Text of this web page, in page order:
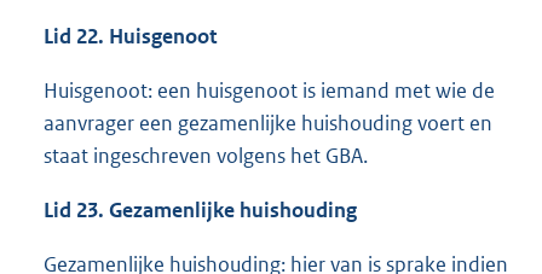
Lid 22. Huisgenoot
Huisgenoot: een huisgenoot is iemand met wie de
aanvrager een gezamenlijke huishouding voert en
staat ingeschreven volgens het GBA.
Lid 23. Gezamenlijke huishouding
Gezamenlijke huishouding: hier van is sprake indien